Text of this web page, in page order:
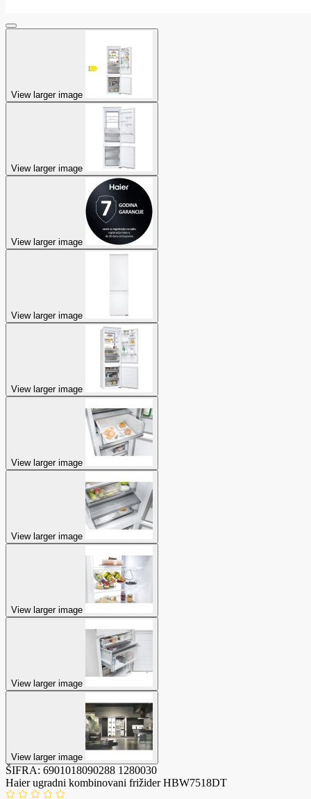
View larger image
View larger image
View larger image
View larger image
View larger image
View larger image
View larger image
View larger image
View larger image
View larger image
ŠIFRA: 6901018090288 1280030
Haier ugradni kombinovani frižider HBW7518DT